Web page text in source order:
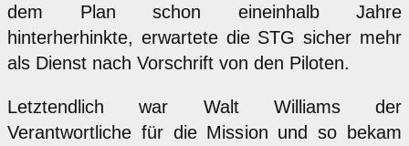
dem Plan schon eineinhalb Jahre
hinterherhinkte, erwartete die STG sicher mehr
als Dienst nach Vorschrift von den Piloten.
Letztendlich war Walt Williams der
Verantwortliche für die Mission und so bekam